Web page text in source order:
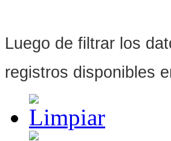
Luego de filtrar los
registros disponibles